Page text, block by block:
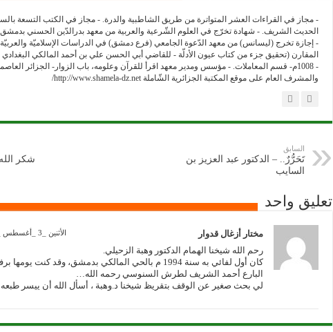
- مجاز في القراءات العشر المتواترة من طريق الشاطبية والدرة. - مجاز في الكتب التسعة
الحديث الشريف. - شهادة تخرّج في العلوم الشّرعية والعربية من معهد بدرالدّين الحسني بدمشق. -
- إجازة تخرج (ليسانس) من معهد الدّعوة الجامعي (فرع دمشق) في الدراسات الإسلاميّة
والمشرف العام على موقع المكتبة الجزائرية الشّاملة http://www.shamela-dz.net/
السابق
تَحَرُّرٌ.. – الدكتور عبد العزيز بن
السايب
شكر
تعليق واحد
مختار أزغال قدوار الأثنين _3 _أغسطس _2020AH 3-8-2020AD في 5:54 م
رحم الله شيخنا الهمام الدكتور وهبة الزحيلي.
كان أول لفائي به سنة 1994 م بالحي المالكي بدمشق، وقد
البارع أحمد الشريف لطرش السنوسي رحمه الله…
لي بحث صغير عن الوقف بتقريظ شيخنا د.وهبة ، أسأل الله أن ييسر